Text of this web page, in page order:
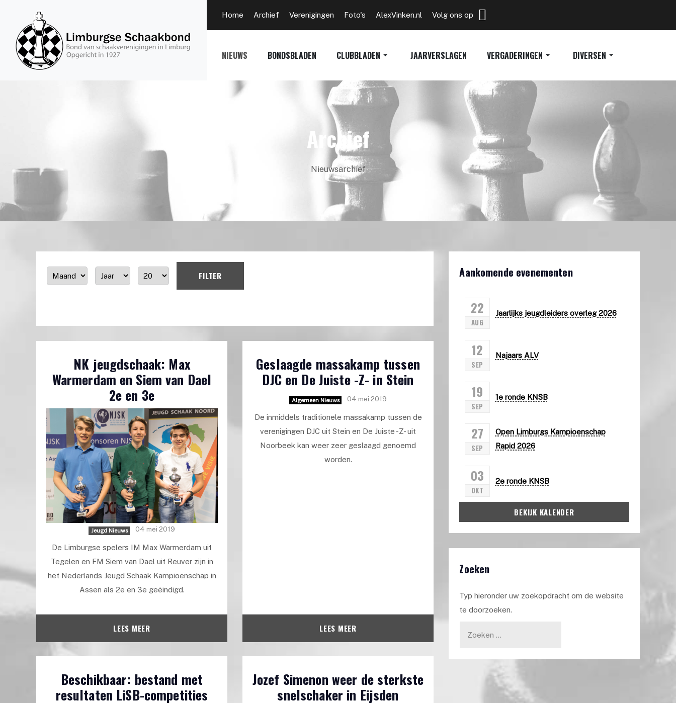
Home Archief Verenigingen Foto's AlexVinken.nl Volg ons op
NIEUWS BONDSBLADEN CLUBBLADEN JAARVERSLAGEN VERGADERINGEN DIVERSEN
Archief
Nieuwsarchief
FILTER
NK jeugdschaak: Max
Warmerdam en Siem van Dael
2e en 3e
Jeugd Nieuws 04 mei 2019
De Limburgse spelers IM Max Warmerdam uit
Tegelen en FM Siem van Dael uit Reuver zijn in
het Nederlands Jeugd Schaak Kampioenschap in
Assen als 2e en 3e geëindigd.
LEES MEER
Geslaagde massakamp tussen
DJC en De Juiste -Z- in Stein
Algemeen Nieuws 04 mei 2019
De inmiddels traditionele massakamp tussen de
verenigingen DJC uit Stein en De Juiste -Z- uit
Noorbeek kan weer zeer geslaagd genoemd
worden.
LEES MEER
Beschikbaar: bestand met
resultaten LiSB-competities
Jozef Simenon weer de sterkste
snelschaker in Eijsden
Aankomende evenementen
22
AUG
Jaarlijks jeugdleiders overleg 2026
12
SEP
Najaars ALV
19
SEP
1e ronde KNSB
27
SEP
Open Limburgs Kampioenschap
Rapid 2026
03
OKT
2e ronde KNSB
BEKIJK KALENDER
Zoeken
Typ hieronder uw zoekopdracht om de website
te doorzoeken.